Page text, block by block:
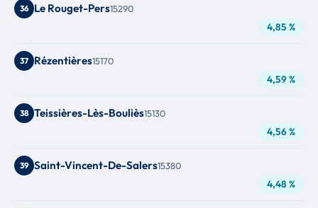
36 Le Rouget-Pers15290
4,85 %
37 Rézentières15170
4,59 %
38 Teissières-Lès-Bouliès15130
4,56 %
39 Saint-Vincent-De-Salers15380
4,48 %